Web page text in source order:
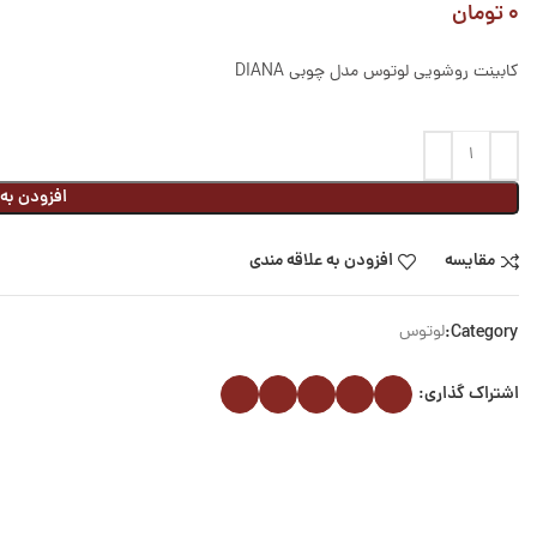
۰تومان
کابینت روشویی لوتوس مدل چوبی DIANA
افزودن
مقایسه افزودن به علاقه مندی
Category: لوتوس
اشتراک گذاری: